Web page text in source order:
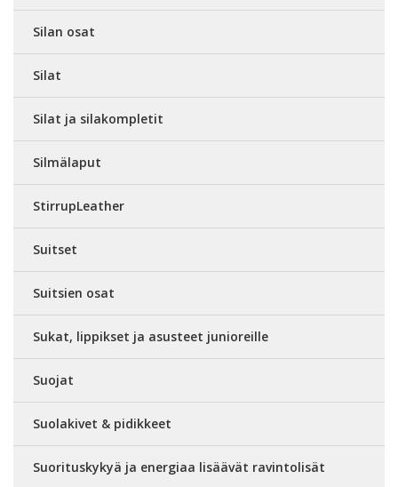
Silan osat
Silat
Silat ja silakompletit
Silmälaput
StirrupLeather
Suitset
Suitsien osat
Sukat, lippikset ja asusteet junioreille
Suojat
Suolakivet & pidikkeet
Suorituskykyä ja energiaa lisäävät ravintolisät